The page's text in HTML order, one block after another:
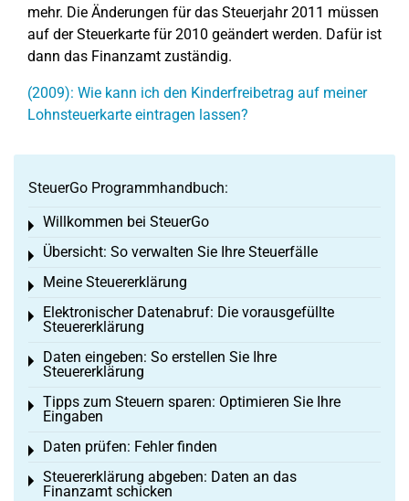
mehr. Die Änderungen für das Steuerjahr 2011 müssen
auf der Steuerkarte für 2010 geändert werden. Dafür ist
dann das Finanzamt zuständig.
(2009): Wie kann ich den Kinderfreibetrag auf meiner
Lohnsteuerkarte eintragen lassen?
SteuerGo Programmhandbuch:
Willkommen bei SteuerGo
Toggle menu
Übersicht: So verwalten Sie Ihre Steuerfälle
Toggle menu
Meine Steuererklärung
Toggle menu
Elektronischer Datenabruf: Die vorausgefüllte
Steuererklärung
Toggle menu
Daten eingeben: So erstellen Sie Ihre
Steuererklärung
Toggle menu
Tipps zum Steuern sparen: Optimieren Sie Ihre
Eingaben
Toggle menu
Daten prüfen: Fehler finden
Toggle menu
Steuererklärung abgeben: Daten an das
Finanzamt schicken
Toggle menu